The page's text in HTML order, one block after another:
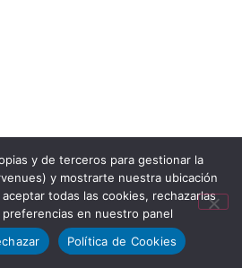
y de terceros para gestionar la
y mostrarte nuestra ubicación
todas las cookies, rechazarlas
en nuestro panel
Política de Cookies